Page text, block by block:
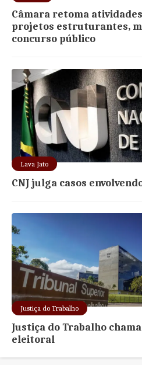
Câmara retoma
projetos estruturantes,
concurso público
Lava Jato
CNJ julga casos
Justiça do Trabalho
Justiça do Trabalho
eleitoral